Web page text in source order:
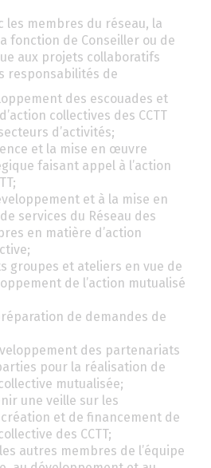
les membres du réseau, la
fonction de Conseiller ou de
aux projets collaboratifs
responsabilités de
des escouades et
collectives des CCTT
d’activités;
et la mise en œuvre
faisant appel à l’action
et à la mise en
services du Réseau des
en matière d’action
groupes et ateliers en vue de
de l’action mutualisé
de demandes de
des partenariats
pour la réalisation de
mutualisée;
une veille sur les
et de financement de
des CCTT;
autres membres de l’équipe